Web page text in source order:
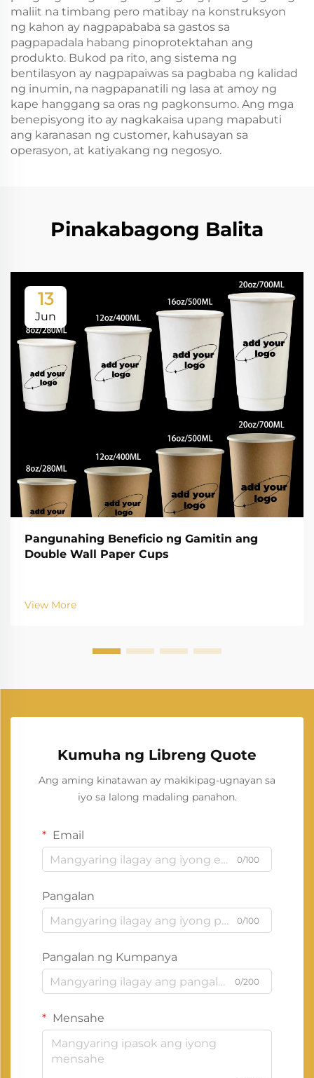
maliit na timbang pero matibay na konstruksyon
ng kahon ay nagpapababa sa gastos sa
pagpapadala habang pinoprotektahan ang
produkto. Bukod pa rito, ang sistema ng
bentilasyon ay nagpapaiwas sa pagbaba ng kalidad
ng inumin, na nagpapanatili ng lasa at amoy ng
kape hanggang sa oras ng pagkonsumo. Ang mga
benepisyong ito ay nagkakaisa upang mapabuti
ang karanasan ng customer, kahusayan sa
operasyon, at katiyakang ng negosyo.
Pinakabagong Balita
13
Jun
Pangunahing Beneficio ng Gamitin ang
Double Wall Paper Cups
View More
Kumuha ng Libreng Quote
Ang aming kinatawan ay makikipag-ugnayan sa
iyo sa lalong madaling panahon.
Email
0/100
Pangalan
0/100
Pangalan ng Kumpanya
0/200
Mensahe